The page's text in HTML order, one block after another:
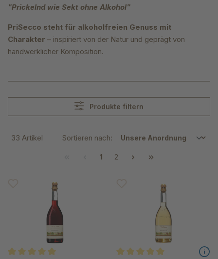
"Prickelnd wie Sekt ohne Alkohol"
PriSecco steht für alkoholfreien Genuss mit
Charakter – inspiriert von der Natur und geprägt von
handwerklicher Komposition.
Produkte filtern
33 Artikel Sortieren nach:
1 2